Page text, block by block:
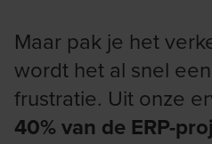
Maar pak je het
wordt het al snel
frustratie. Uit onze
40% van de ERP-